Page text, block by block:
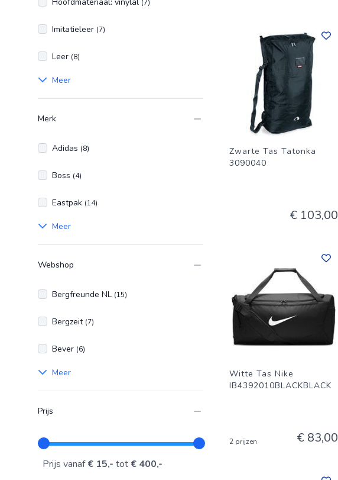
(7)
Imitatieleer (7)
Leer (8)
Meer
Merk
Adidas (8)
Boss (4)
Eastpak (14)
Meer
Webshop
Bergfreunde NL (15)
Bergzeit (7)
Bever (6)
Meer
Prijs
Prijs vanaf€ 15,- tot € 400,-
Zwarte Tas Tatonka
3090040
€ 103,00
Witte Tas Nike
IB4392010BLACKBLACK
2 prijzen € 83,00